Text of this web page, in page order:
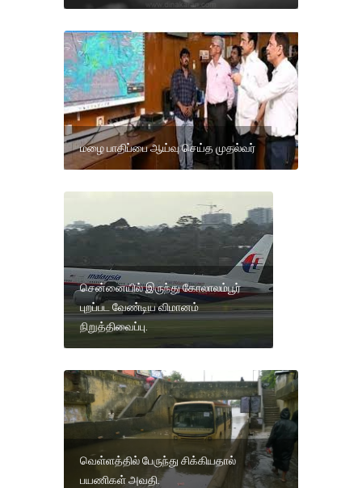
மழை பாதிப்பை ஆய்வு செய்த முதல்வர்
சென்னையில் இருந்து கோலாலம்பூர்
புறப்பட வேண்டிய விமானம்
நிறுத்திவைப்பு.
வெள்ளத்தில் பேருந்து சிக்கியதால்
பயணிகள் அவதி.